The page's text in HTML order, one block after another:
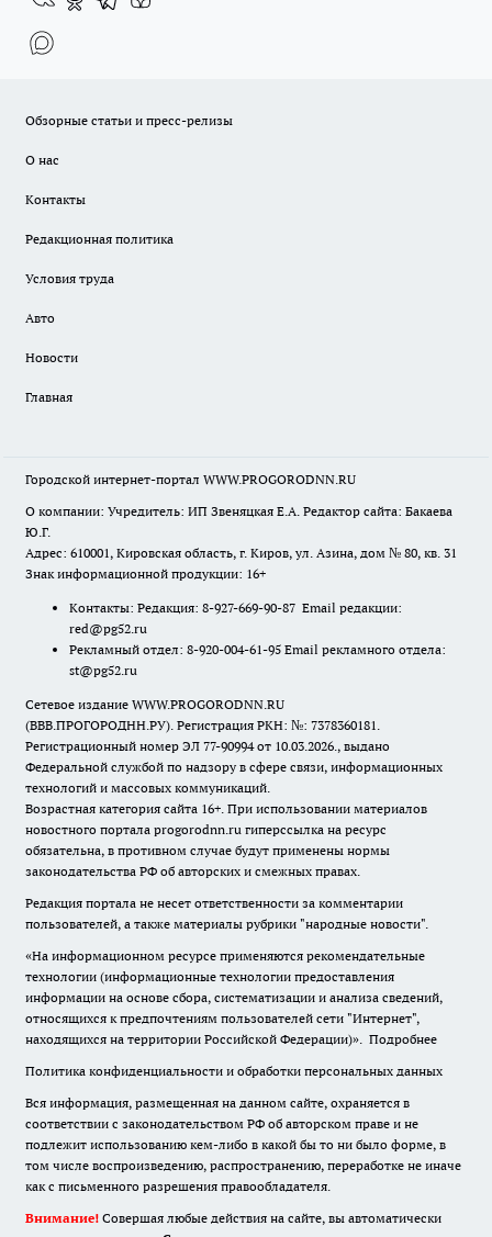
Обзорные статьи и пресс-релизы
О нас
Контакты
Редакционная политика
Условия труда
Авто
Новости
Главная
Городской интернет-портал WWW.PROGORODNN.RU
О компании: Учредитель: ИП Звеняцкая Е.А. Редактор сайта: Бакаева
Ю.Г.
Адрес: 610001, Кировская область, г. Киров, ул. Азина, дом № 80, кв. 31
Знак информационной продукции: 16+
Контакты: Редакция: 8-927-669-90-87 Email редакции:
red@pg52.ru
Рекламный отдел: 8-920-004-61-95 Email рекламного отдела:
st@pg52.ru
Сетевое издание WWW.PROGORODNN.RU
(ВВВ.ПРОГОРОДНН.РУ). Регистрация РКН: №: 7378360181.
Регистрационный номер ЭЛ 77-90994 от 10.03.2026., выдано
Федеральной службой по надзору в сфере связи, информационных
технологий и массовых коммуникаций.
Возрастная категория сайта 16+. При использовании материалов
новостного портала progorodnn.ru гиперссылка на ресурс
обязательна, в противном случае будут применены нормы
законодательства РФ об авторских и смежных правах.
Редакция портала не несет ответственности за комментарии
пользователей, а также материалы рубрики "народные новости".
«На информационном ресурсе применяются рекомендательные
технологии (информационные технологии предоставления
информации на основе сбора, систематизации и анализа сведений,
относящихся к предпочтениям пользователей сети "Интернет",
находящихся на территории Российской Федерации)». Подробнее
Политика конфиденциальности и обработки персональных данных
Вся информация, размещенная на данном сайте, охраняется в
соответствии с законодательством РФ об авторском праве и не
подлежит использованию кем-либо в какой бы то ни было форме, в
том числе воспроизведению, распространению, переработке не иначе
как с письменного разрешения правообладателя.
Внимание! Совершая любые действия на сайте, вы автоматически